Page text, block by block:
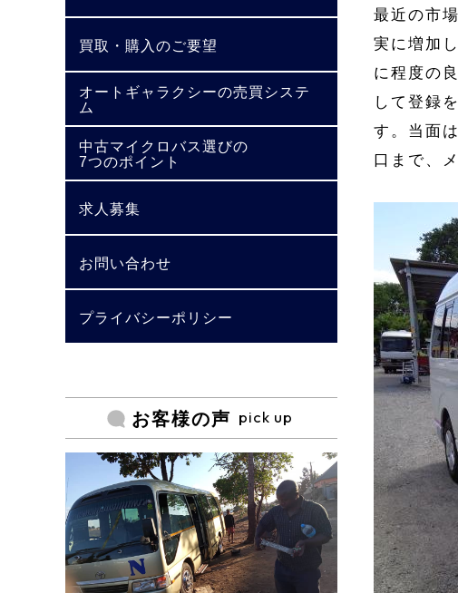
最近の市
実に増加
に程度の
して登録
す。当面
口まで、
買取・購入のご要望
オートギャラクシーの売買システ
ム
中古マイクロバス選びの
7つのポイント
求人募集
お問い合わせ
プライバシーポリシー
お客様の声 pick up